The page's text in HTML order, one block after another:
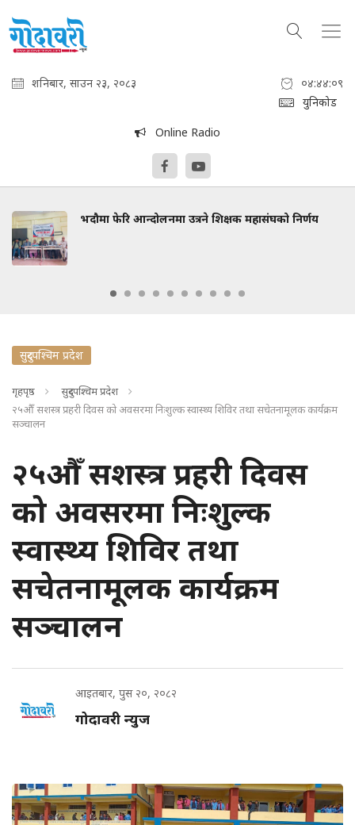
शनिबार, साउन २३, २०८३
०४:४४:१०
युनिकोड
Online Radio
भदौमा फेरि आन्दोलनमा उत्रने शिक्षक महासंघको निर्णय
सुदुरपश्चिम प्रदेश
गृहपृष्ठ
सुदुरपश्चिम प्रदेश
२५औँ सशस्त्र प्रहरी दिवस को अवसरमा निःशुल्क स्वास्थ्य शिविर तथा सचेतनामूलक कार्यक्रम
सञ्चालन
२५औँ सशस्त्र प्रहरी दिवस
को अवसरमा निःशुल्क
स्वास्थ्य शिविर तथा
सचेतनामूलक कार्यक्रम
सञ्चालन
आइतबार, पुस २०, २०८२
गोदावरी न्युज